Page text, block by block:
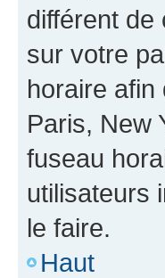
différent de
sur votre
horaire
Paris, New
fuseau
utilisateurs
le faire.
Haut